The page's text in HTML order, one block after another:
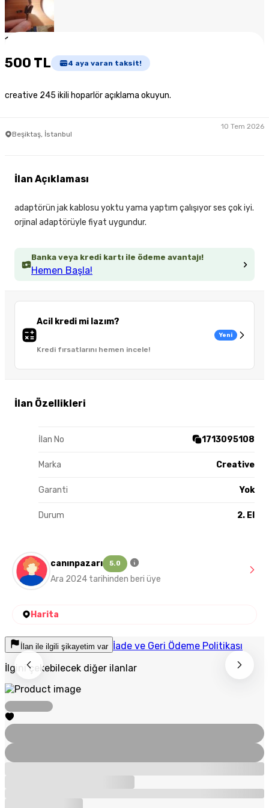
1
500 TL 4 aya varan taksit!
creative 245 ikili hoparlör açıklama okuyun.
Beşiktaş, İstanbul
10 Tem 2026
Banka veya kredi kartı ile ödeme avantajı!
Hemen Başla!
Acil kredi mi lazım?
Kredi fırsatlarını hemen incele!
Yeni
İlan Özellikleri
İlan No 1713095108
Marka Creative
Garanti Yok
Durum 2. El
İlan Açıklaması
adaptörün jak kablosu yoktu yama yaptım çalışıyor ses çok iyi.
orjinal adaptörüyle fiyat uygundur.
canınpazarı 5.0
Ara 2024 tarihinden beri üye
Harita
İlan ile ilgili şikayetim var İade ve Geri Ödeme Politikası
İlgini çekebilecek diğer ilanlar